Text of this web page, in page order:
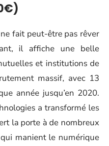
fait peut-être pas rêver
il affiche une belle
et institutions de
massif, avec 13
année jusqu’en 2020.
a transformé les
la porte à de nombreux
manient le numérique